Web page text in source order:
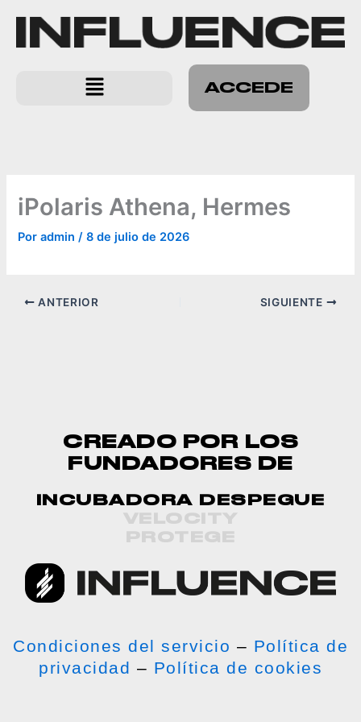
contenido
Menú ACCEDE
iPolaris Athena, Hermes
Poradmin/8 de julio de 2026
ANTERIOR SIGUIENTE
CREADO POR LOS
FUNDADORES DE
INCUBADORA DESPEGUE
VELOCITY
PROTEGE
Condiciones del servicio – Política de
privacidad – Política de cookies